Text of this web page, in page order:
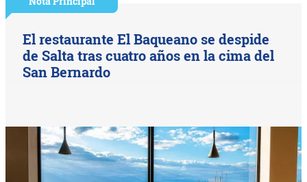
El restaurante El Baqueano se despide
de Salta tras cuatro años en la cima del
San Bernardo